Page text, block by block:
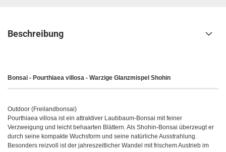
Beschreibung
Bonsai - Pourthiaea villosa - Warzige Glanzmispel Shohin
Outdoor (Freilandbonsai)
Pourthiaea villosa ist ein attraktiver Laubbaum-Bonsai mit feiner
Verzweigung und leicht behaarten Blättern. Als Shohin-Bonsai überzeugt er
durch seine kompakte Wuchsform und seine natürliche Ausstrahlung.
Besonders reizvoll ist der jahreszeitlicher Wandel mit frischem Austrieb im